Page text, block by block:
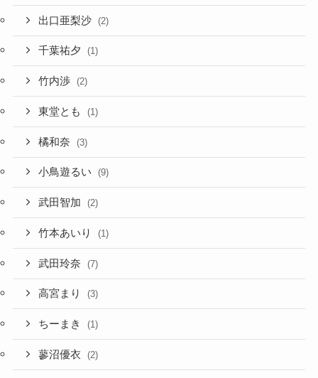
出口亜梨沙 (2)
千葉祐夕 (1)
竹内渉 (2)
東堂とも (1)
橘和奈 (3)
小鳥遊るい (9)
武田智加 (2)
竹本あいり (1)
武田玲奈 (7)
高宮まり (3)
ちーまき (1)
蓼沼優衣 (2)